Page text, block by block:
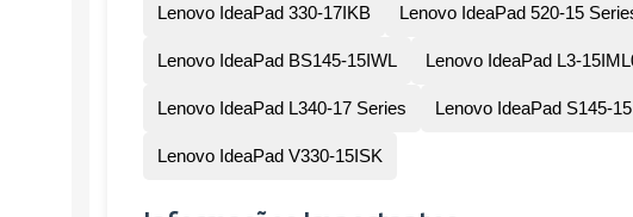
Lenovo IdeaPad 330-17IKB Lenovo IdeaPad 520-15
Lenovo IdeaPad BS145-15IWL Lenovo IdeaPad L3-
Lenovo IdeaPad L340-17 Series Lenovo IdeaPad S145-
Lenovo IdeaPad V330-15ISK